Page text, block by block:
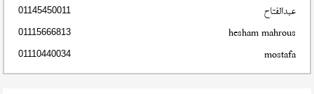
عبدالفتاح 01145450011
hesham mahrous
01115666813
mostafa
01110440034